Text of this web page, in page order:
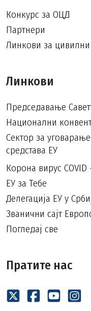
Конкурс за ОЦД
Партнери
Линкови за цивилни
Линкови
Председавање
Национални
Сектор за
средстава ЕУ
Корона вирус COVID
ЕУ за Тебе
Делегација ЕУ у
Званични сајт
Погледај све
Пратите нас